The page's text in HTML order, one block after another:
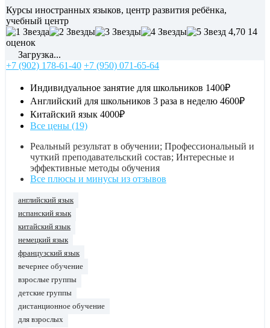
Курсы иностранных языков, центр развития ребёнка,
учебный центр
4,70 14
оценок
Загрузка...
+7 (902) 178-61-40 +7 (950) 071-65-64
Индивидуальное занятие для школьников 1400₽
Английский для школьников 3 раза в неделю 4600₽
Китайский язык 4000₽
Все цены (19)
Реальный результат в обучении; Профессиональный и
чуткий преподавательский состав; Интересные и
эффективные методы обучения
Все плюсы и минусы из отзывов
английский язык
испанский язык
китайский язык
немецкий язык
французский язык
вечернее обучение
взрослые группы
детские группы
дистанционное обучение
для взрослых